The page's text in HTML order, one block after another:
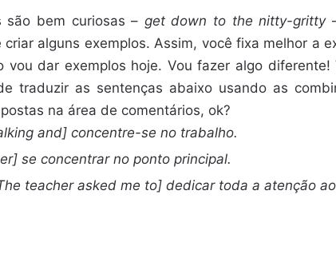
são bem curiosas – get down to the nitty-gritty
alguns exemplos. Assim, você fixa melhor a
vou dar exemplos hoje. Vou fazer algo diferente!
traduzir as sentenças abaixo usando as
na área de comentários, ok?
and] concentre-se no trabalho.
se concentrar no ponto principal.
teacher asked me to] dedicar toda a atenção